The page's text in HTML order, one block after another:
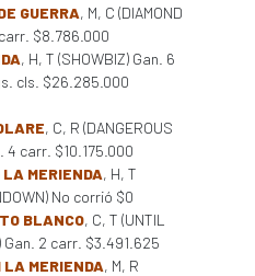
GUERRA, M, C (DIAMOND
$8.786.000
, H, T (SHOWBIZ) Gan. 6
cls. $26.285.000
, C, R (DANGEROUS
4 carr. $10.175.000
LA MERIENDA, H, T
No corrió $0
BLANCO, C, T (UNTIL
Gan. 2 carr. $3.491.625
LA MERIENDA, M, R